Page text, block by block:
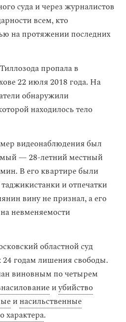
суда и через журналистов
всем, кто
на протяжении последних
пропала в
22 июля 2018 года. На
обнаружили
находилось тело
видеонаблюдения был
— 28-летний местный
В его квартире были
и отпечатки
вину не признал, а его
невменяемости
областной суд
годам лишения свободы.
виновным по четырем
иубийство
инасильственные
характера.